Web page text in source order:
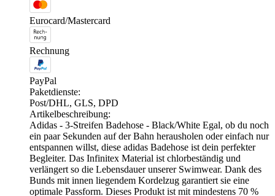
Eurocard/Mastercard
Rechnung
PayPal
Paketdienste:
Post/DHL, GLS, DPD
Artikelbeschreibung:
Adidas - 3-Streifen Badehose - Black/White Egal, ob du noch
ein paar Sekunden auf der Bahn herausholen oder einfach nur
entspannen willst, diese adidas Badehose ist dein perfekter
Begleiter. Das Infinitex Material ist chlorbeständig und
verlängert so die Lebensdauer unserer Swimwear. Dank des
Bunds mit innen liegendem Kordelzug garantiert sie eine
optimale Passform. Dieses Produkt ist mit mindestens 70 %